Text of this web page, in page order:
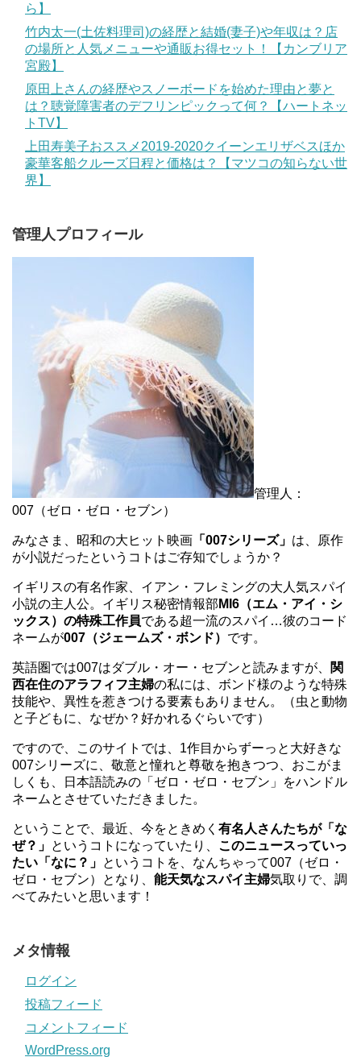
ら】
竹内太一(土佐料理司)の経歴と結婚(妻子)や年収は？店
の場所と人気メニューや通販お得セット！【カンブリア
宮殿】
原田上さんの経歴やスノーボードを始めた理由と夢と
は？聴覚障害者のデフリンピックって何？【ハートネッ
トTV】
上田寿美子おススメ2019-2020クイーンエリザベスほか
豪華客船クルーズ日程と価格は？【マツコの知らない世
界】
管理人プロフィール
管理人：
007（ゼロ・ゼロ・セブン）
みなさま、昭和の大ヒット映画 「007シリーズ」 は、原作
が小説だったというコトはご存知でしょうか？
イギリスの有名作家、イアン・フレミングの大人気スパイ
小説の主人公。イギリス秘密情報部 MI6（エム・アイ・シ
ックス）の特殊工作員である超一流のスパイ…彼のコード
ネームが007（ジェームズ・ボンド） です。
英語圏では007はダブル・オー・セブンと読みますが、
関
西在住のアラフィフ主婦の私には、ボンド様のような特殊
技能や、異性を惹きつける要素もありません。（虫と動物
と子どもに、なぜか？好かれるぐらいです）
ですので、このサイトでは、1作目からずーっと大好きな
007シリーズに、敬意と憧れと尊敬を抱きつつ、おこがま
しくも、日本語読みの「ゼロ・ゼロ・セブン」をハンドル
ネームとさせていただきました。
ということで、最近、今をときめく 有名人さんたちが「な
ぜ？」 というコトになっていたり、 このニュースっていっ
たい「なに？」 というコトを、なんちゃって007（ゼロ・
ゼロ・セブン）となり、 能天気なスパイ主婦気取りで、調
べてみたいと思います！
メタ情報
ログイン
投稿フィード
コメントフィード
WordPress.org